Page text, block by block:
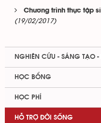
Chương trình thực tập
(19/02/2017)
NGHIÊN CỨU - SÁNG TẠO -
HỌC BỔNG
HỌC PHÍ
HỖ TRỢ ĐỜI SỐNG